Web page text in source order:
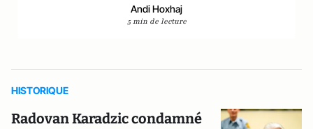
Andi Hoxhaj
5 min de lecture
HISTORIQUE
Radovan Karadzic condamné